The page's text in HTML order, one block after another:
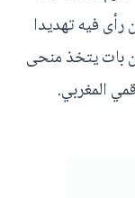
رأى فيه تهديدا
بات يتخذ منحى
المغربي.